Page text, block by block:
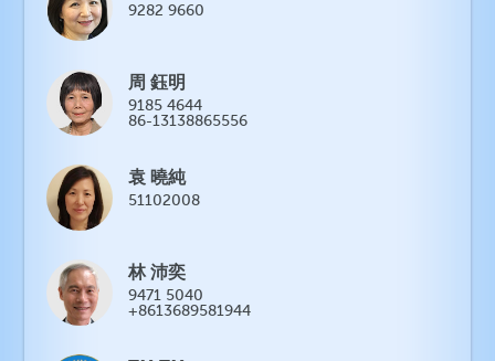
9282 9660
周 鈺明
9185 4644
86-13138865556
袁 曉純
51102008
林 沛奕
9471 5040
+8613689581944